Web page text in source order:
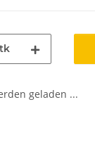
geladen ...